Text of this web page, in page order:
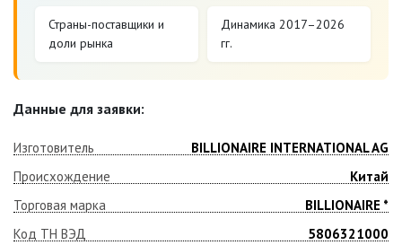
Страны-поставщики и
доли рынка
Динамика 2017–2026
гг.
Данные для заявки:
Изготовитель
BILLIONAIRE INTERNATIONAL AG
Происхождение
Китай
Торговая марка
BILLIONAIRE *
Код ТН ВЭД
5806321000